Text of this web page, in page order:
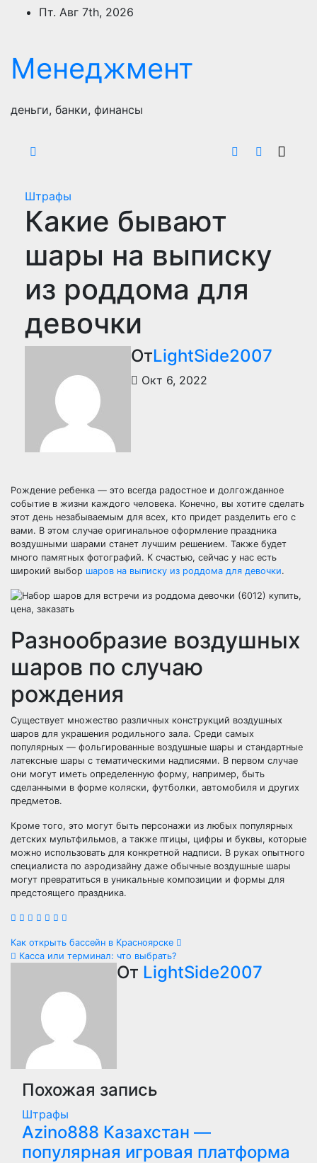
ПерейтиПт. Авг 7th, 2026
Менеджмент
деньги, банки, финансы
Штрафы
Какие бывают
шары на выписку
из роддома для
девочки
ОтLightSide2007
Окт 6, 2022
Рождение ребенка — это всегда радостное и долгожданное
событие в жизни каждого человека. Конечно, вы хотите сделать
этот день незабываемым для всех, кто придет разделить его с
вами. В этом случае оригинальное оформление праздника
воздушными шарами станет лучшим решением. Также будет
много памятных фотографий. К счастью, сейчас у нас есть
широкий выбор шаров на выписку из роддома для девочки.
Разнообразие воздушных
шаров по случаю
рождения
Существует множество различных конструкций воздушных
шаров для украшения родильного зала. Среди самых
популярных — фольгированные воздушные шары и стандартные
латексные шары с тематическими надписями. В первом случае
они могут иметь определенную форму, например, быть
сделанными в форме коляски, футболки, автомобиля и других
предметов.
Кроме того, это могут быть персонажи из любых популярных
детских мультфильмов, а также птицы, цифры и буквы, которые
можно использовать для конкретной надписи. В руках опытного
специалиста по аэродизайну даже обычные воздушные шары
могут превратиться в уникальные композиции и формы для
предстоящего праздника.
Навигация
записям
Как открыть бассейн в Красноярске
Касса или терминал: что выбрать?
От LightSide2007
Похожая запись
Штрафы
Azino888 Казахстан —
популярная игровая платформа